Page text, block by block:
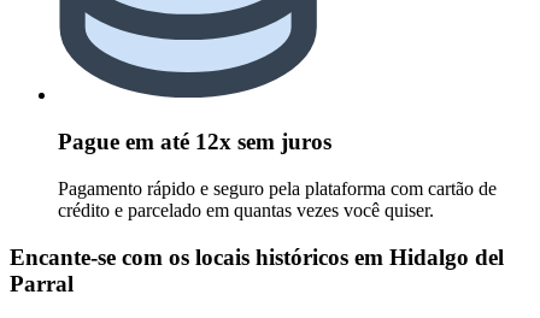
Pague em até 12x sem juros
Pagamento rápido e seguro pela plataforma com cartão de
crédito e parcelado em quantas vezes você quiser.
Encante-se com os locais históricos em Hidalgo del
Parral